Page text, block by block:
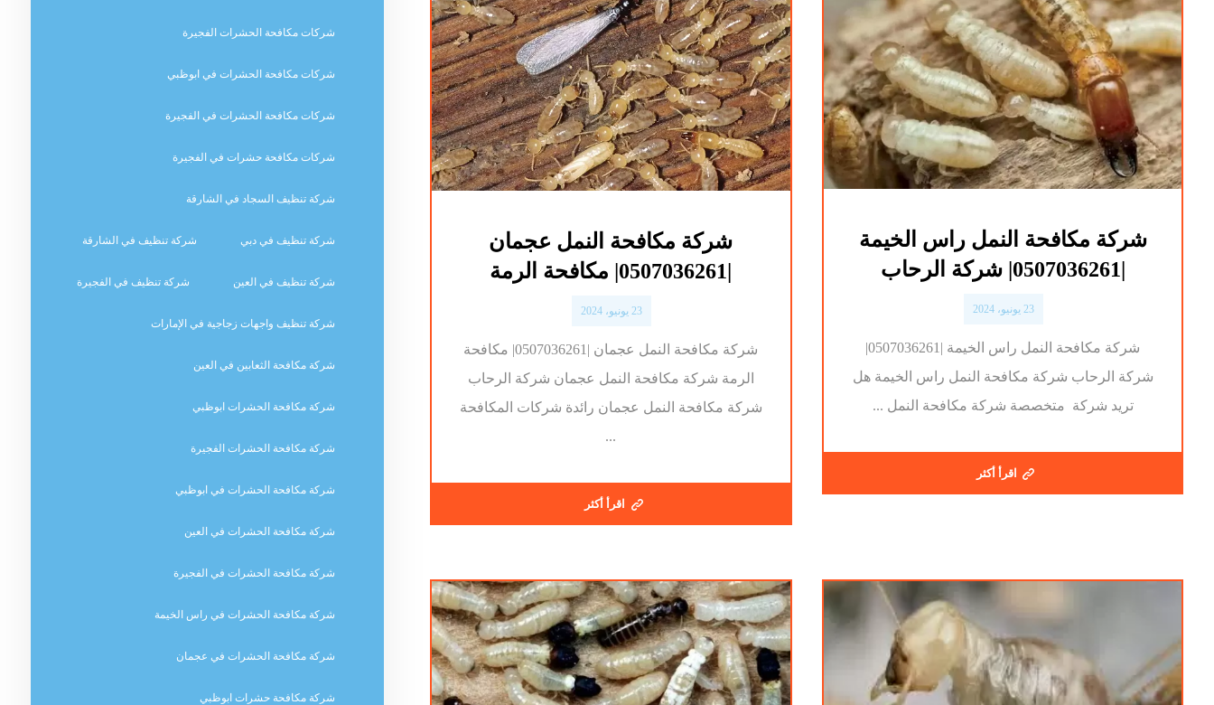
شركة مكافحة النمل راس الخيمة
23 يونيو، 2024
شركة مكافحة النمل راس الخيمة |0507036261|
شركة الرحاب شركة مكافحة النمل راس الخيمة هل
تريد شركة متخصصة شركة مكافحة النمل ...
اقرأ أكثر
شركة مكافحة النمل عجمان
23 يونيو، 2024
شركة مكافحة النمل عجمان |0507036261| مكافحة
الرمة شركة مكافحة النمل عجمان شركة الرحاب
شركة مكافحة النمل عجمان رائدة شركات المكافحة
...
اقرأ أكثر
شركات مكافحة الحشرات الفجيرة
شركات مكافحة الحشرات في ابوظبي
شركات مكافحة الحشرات في الفجيرة
شركات مكافحة حشرات في الفجيرة
شركة تنظيف السجاد في الشارقة
شركة تنظيف في دبي شركة تنظيف في الشارقة
شركة تنظيف في العين شركة تنظيف في الفجيرة
شركة تنظيف واجهات زجاجية في الإمارات
شركة مكافحة الثعابين في العين
شركة مكافحة الحشرات ابوظبي
شركة مكافحة الحشرات الفجيرة
شركة مكافحة الحشرات في ابوظبي
شركة مكافحة الحشرات في العين
شركة مكافحة الحشرات في الفجيرة
شركة مكافحة الحشرات في راس الخيمة
شركة مكافحة الحشرات في عجمان
شركة مكافحة حشرات ابوظبي